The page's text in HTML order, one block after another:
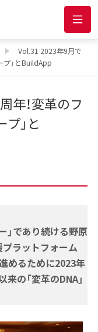
Vol.31 2023年9月で
プ」とBuildApp
年！変革のフ
」と
」であり続ける野原
ラットフォーム
めるために2023年
の「変革のDNA」